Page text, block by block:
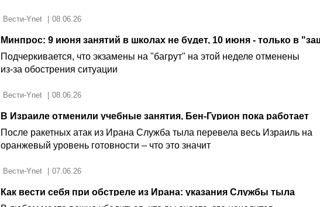
08.06.26
Подчеркивается, что экзамены на "багрут" на этой неделе отменены
из-за обострения ситуации
08.06.26
В Израиле отменили учебные занятия, Бен-Гурион пока работает
После ракетных атак из Ирана Служба тыла перевела весь Израиль на
оранжевый уровень готовности – что это значит
07.06.26
Как вести себя при обстреле из Ирана: указания Службы тыла